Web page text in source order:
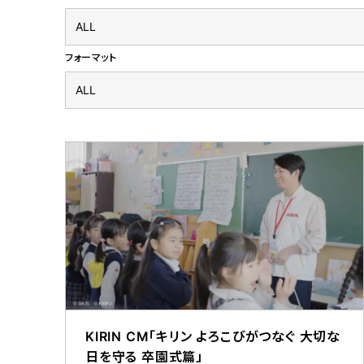
フォーマット
KIRIN CM「キリン よろこびがつなぐ 大切な
日を守る 卒園式篇」